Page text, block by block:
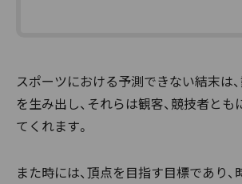
スポーツにおける予測できない結末は
を生み出し、それらは観客、競技者と
てくれます。
また時には、頂点を目指す目標であり、